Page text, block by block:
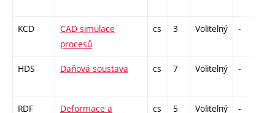
KCD
CAD simulace
procesů
cs 3 Volitelný -
HDS Daňová soustava cs 7 Volitelný -
RDF
Deformace a
cs 5 Volitelný -